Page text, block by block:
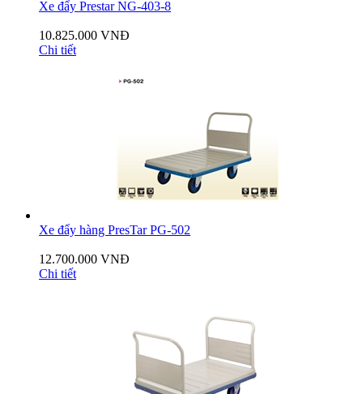
Xe đẩy Prestar NG-403-8
10.825.000 VNĐ
Chi tiết
Xe đẩy hàng PresTar PG-502
12.700.000 VNĐ
Chi tiết